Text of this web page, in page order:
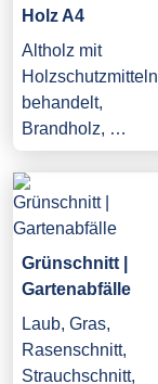
Holz A4
Altholz mit
Holzschutzmitteln
behandelt,
Brandholz, …
Grünschnitt |
Gartenabfälle
Laub, Gras,
Rasenschnitt,
Strauchschnitt,